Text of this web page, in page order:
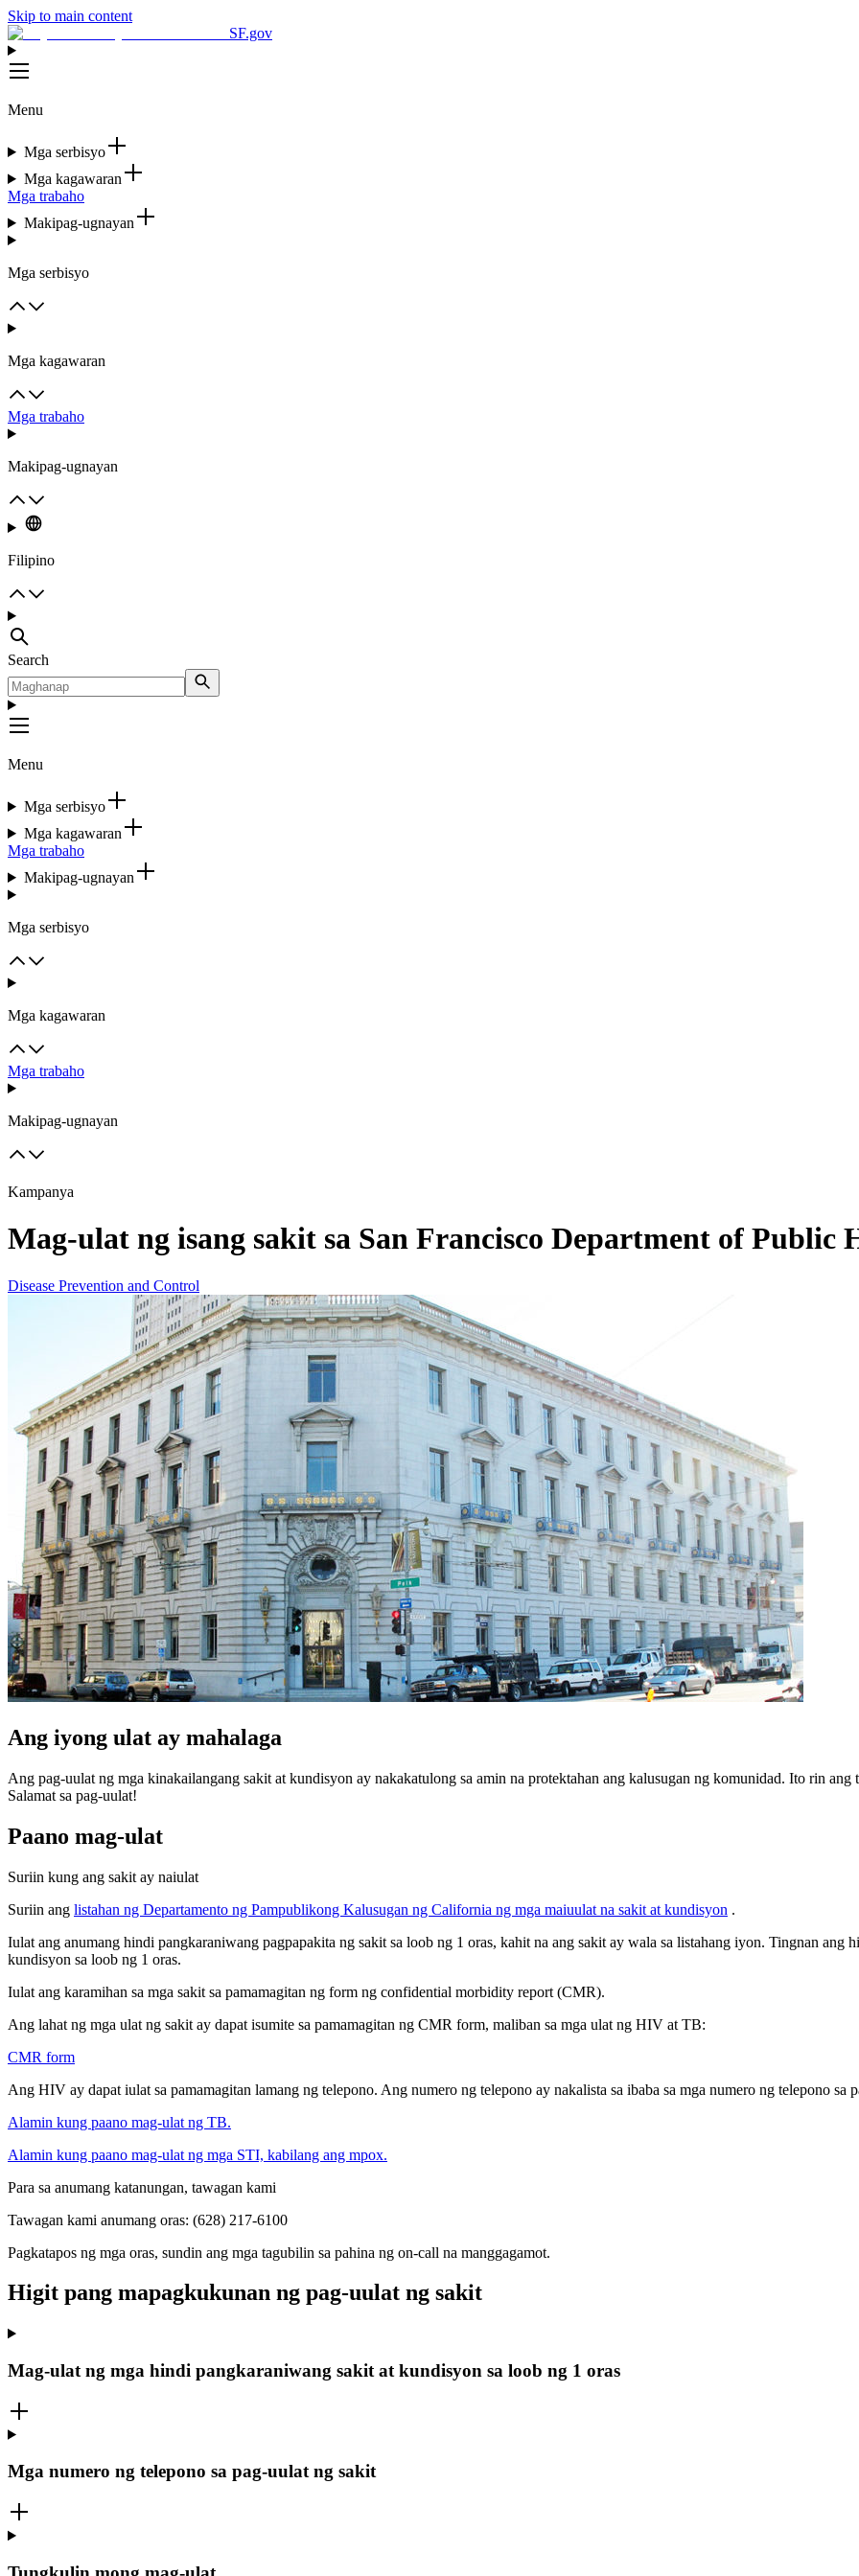
Skip to main content
SF.gov
Menu
Mga serbisyo
Mga kagawaran
Mga trabaho
Makipag-ugnayan
Mga serbisyo
Mga kagawaran
Mga trabaho
Makipag-ugnayan
Filipino
Search
Menu
Mga serbisyo
Mga kagawaran
Mga trabaho
Makipag-ugnayan
Mga serbisyo
Mga kagawaran
Mga trabaho
Makipag-ugnayan
Kampanya
Mag-ulat ng isang sakit sa San Francisco Department of Public
Disease Prevention and Control
Ang iyong ulat ay mahalaga
Ang pag-uulat ng mga kinakailangang sakit at kundisyon ay nakakatulong sa amin na protektahan ang kalusugan ng komunidad. Ito rin ang
Salamat sa pag-uulat!
Paano mag-ulat
Suriin kung ang sakit ay naiulat
Suriin ang listahan ng Departamento ng Pampublikong Kalusugan ng California ng mga maiuulat na sakit at kundisyon .
Iulat ang anumang hindi pangkaraniwang pagpapakita ng sakit sa loob ng 1 oras, kahit na ang sakit ay wala sa listahang iyon. Tingnan ang
kundisyon sa loob ng 1 oras.
Iulat ang karamihan sa mga sakit sa pamamagitan ng form ng confidential morbidity report (CMR).
Ang lahat ng mga ulat ng sakit ay dapat isumite sa pamamagitan ng CMR form, maliban sa mga ulat ng HIV at TB:
CMR form
Ang HIV ay dapat iulat sa pamamagitan lamang ng telepono. Ang numero ng telepono ay nakalista sa ibaba sa mga numero ng telepono sa
Alamin kung paano mag-ulat ng TB.
Alamin kung paano mag-ulat ng mga STI, kabilang ang mpox.
Para sa anumang katanungan, tawagan kami
Tawagan kami anumang oras: (628) 217-6100
Pagkatapos ng mga oras, sundin ang mga tagubilin sa pahina ng on-call na manggagamot.
Higit pang mapagkukunan ng pag-uulat ng sakit
Mag-ulat ng mga hindi pangkaraniwang sakit at kundisyon sa loob ng 1 oras
Mga numero ng telepono sa pag-uulat ng sakit